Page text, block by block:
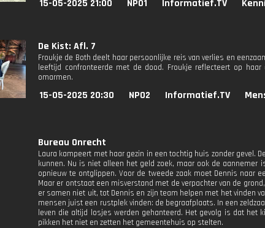
15-05-2025 21:00 NPO1 Informatief.TV
De Kist: Afl. 7
Froukje de Both deelt haar persoonlijke reis van verlies en
leeftijd confronteerde met de dood. Froukje reflecteert op
omarmen.
15-05-2025 20:30 NPO2 Informatief.TV
Bureau Onrecht
Laura kampeert met haar gezin in een tochtig huis zonder gevel.
kunnen. Nu is niet alleen het geld zoek, maar ook de aannemer
opnieuw te ontglippen. Voor de tweede zaak moet Dennis naar
Maar er ontstaat een misverstand met de verpachter van de
er samen niet uit, tot Dennis en zijn team helpen met het vinden
mensen juist een rustplek vinden: de begraafplaats. In een
leven die altijd losjes werden gehanteerd. Het gevolg is dat het
pikken het niet en zetten het gemeentehuis op stelten.